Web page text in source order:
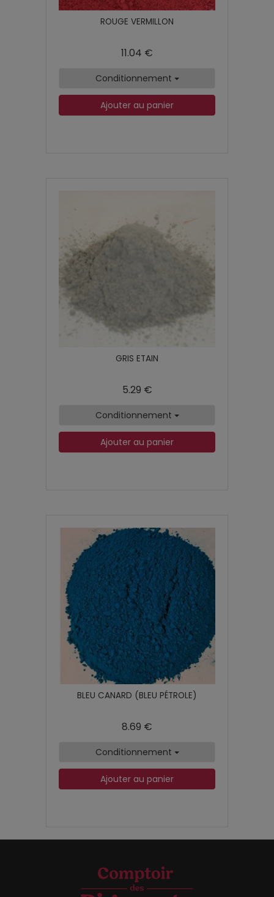
ROUGE VERMILLON
11.04 €
Conditionnement
Ajouter au panier
GRIS ETAIN
5.29 €
Conditionnement
Ajouter au panier
BLEU CANARD (BLEU PÉTROLE)
8.69 €
Conditionnement
Ajouter au panier